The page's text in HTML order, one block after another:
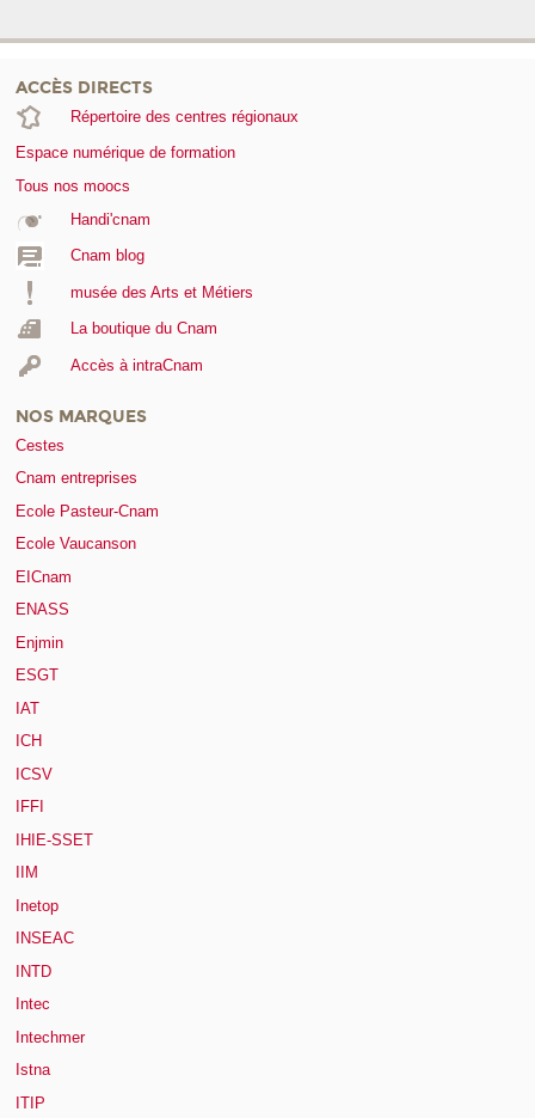
ACCÈS DIRECTS
Répertoire des centres régionaux
Espace numérique de formation
Tous nos moocs
Handi'cnam
Cnam blog
musée des Arts et Métiers
La boutique du Cnam
Accès à intraCnam
NOS MARQUES
Cestes
Cnam entreprises
Ecole Pasteur-Cnam
Ecole Vaucanson
EICnam
ENASS
Enjmin
ESGT
IAT
ICH
ICSV
IFFI
IHIE-SSET
IIM
Inetop
INSEAC
INTD
Intec
Intechmer
Istna
ITIP